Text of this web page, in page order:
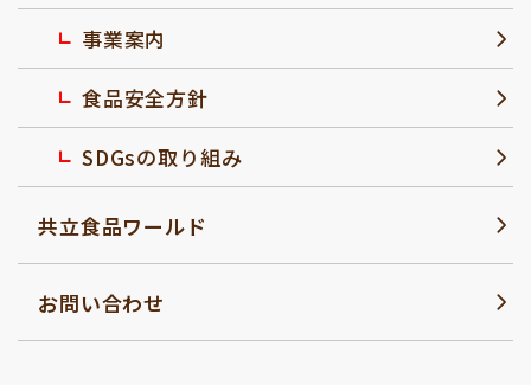
事業案内
食品安全方針
SDGsの取り組み
共立食品ワールド
お問い合わせ